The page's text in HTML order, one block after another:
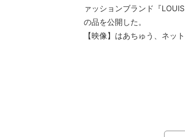
ァッションブランド『
の品を公開した。
【映像】はあちゅう、ネッ
続けて「パパからちびけ